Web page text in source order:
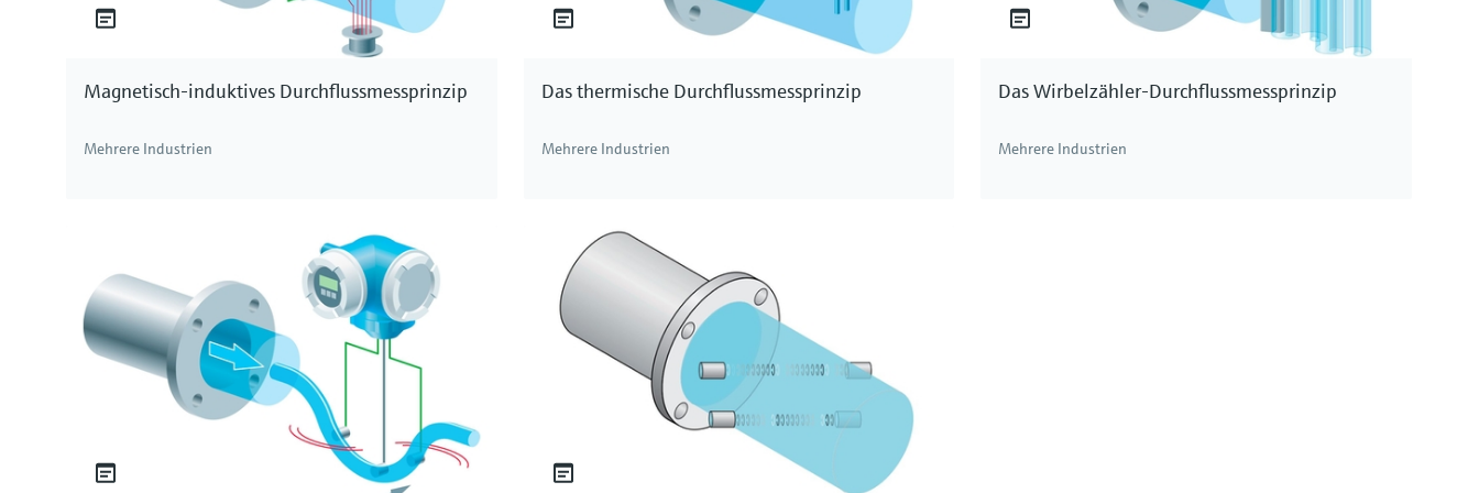
Magnetisch-induktives Durchflussmessprinzip
Mehrere Industrien
Das thermische Durchflussmessprinzip
Mehrere Industrien
Das Wirbelzähler-Durchflussmessprinzip
Mehrere Industrien